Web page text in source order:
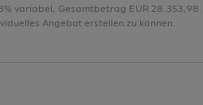
variabel, Gesamtbetrag EUR
Angebot erstellen zu können.